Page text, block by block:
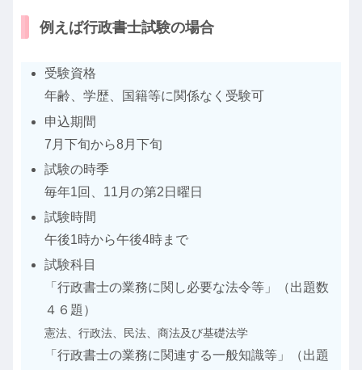
例えば行政書士試験の場合
受験資格
年齢、学歴、国籍等に関係なく受験可
申込期間
7月下旬から8月下旬
試験の時季
毎年1回、11月の第2日曜日
試験時間
午後1時から午後4時まで
試験科目
「行政書士の業務に関し必要な法令等」（出題数
４６題）
憲法、行政法、民法、商法及び基礎法学
「行政書士の業務に関連する一般知識等」（出題